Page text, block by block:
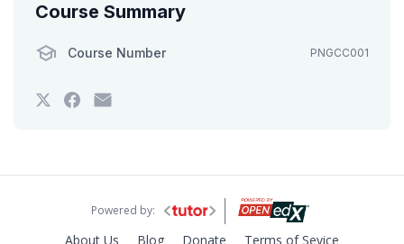
Course Summary
Course Number PNGCC001
Tweet
that
this
course
Post
a
say
you've
enrolled
inthis
enrolled
inthis
course
Powered by:
About Us Blog Donate Terms of Sevice